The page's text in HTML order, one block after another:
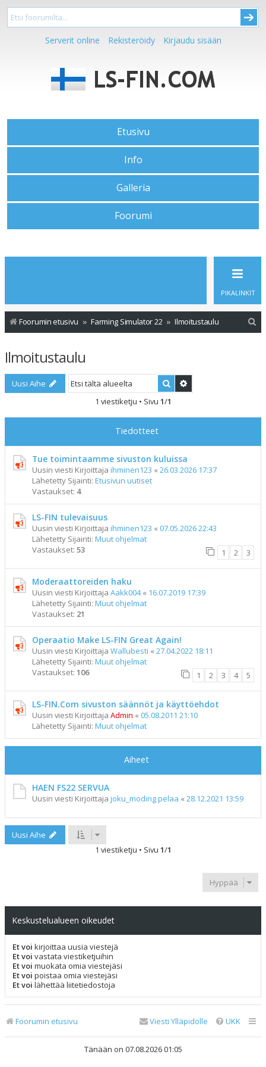
Serverit online Rekisteröidy Kirjaudu sisään
Etusivu
Info
Galleria
Foorumi
PIKALINKIT
Foorumin etusivu Farming Simulator 22 Ilmoitustaulu
Ilmoitustaulu
Uusi Aihe Etsi
1 viestiketju • Sivu 1/1
Tiedotteet
Tue toimintaamme sivuston kuluissa
Uusin viesti Kirjoittaja ihminen123 « 26.03.2026 17:37
Lähetetty Sijainti: Etusivun uutiset
Vastaukset: 4
LS-FIN tulevaisuus
Uusin viesti Kirjoittaja ihminen123 « 07.05.2026 22:43
Lähetetty Sijainti: Muut ohjelmat
Vastaukset: 53 1 2 3
Moderaattoreiden haku
Uusin viesti Kirjoittaja Aakk004« 16.07.2019 17:39
Lähetetty Sijainti: Muut ohjelmat
Vastaukset: 21
Operaatio Make LS-FIN Great Again!
Uusin viesti Kirjoittaja Wallubesti « 27.04.2022 18:11
Lähetetty Sijainti: Muut ohjelmat
Vastaukset: 106 1 2 3 4 5
LS-FIN.Com sivuston säännöt ja käyttöehdot
Uusin viesti Kirjoittaja Admin « 05.08.2011 21:10
Lähetetty Sijainti: Muut ohjelmat
Aiheet
HAEN FS22 SERVUA
Uusin viesti Kirjoittaja joku_moding pelaa « 28.12.2021 13:59
Uusi Aihe
1 viestiketju • Sivu 1/1
Hyppää
Keskustelualueen oikeudet
Et voi kirjoittaa uusia viestejä
Et voi vastata viestiketjuihin
Et voi muokata omia viestejäsi
Et voi poistaa omia viestejäsi
Et voi lähettää liitetiedostoja
Foorumin etusivu UKK
Viesti Ylläpidolle
Tänään on 07.08.2026 01:05